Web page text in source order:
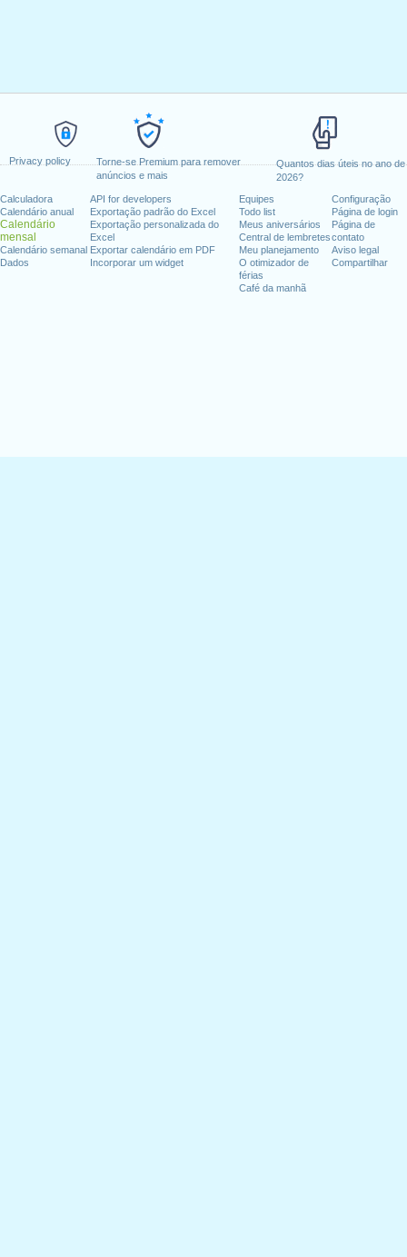
Privacy policy
Torne-se Premium para remover
anúncios e mais
Quantos dias úteis no ano de
2026?
Calculadora
Calendário anual
Calendário
mensal
Calendário semanal
Dados
API for developers
Exportação padrão do Excel
Exportação personalizada do
Excel
Exportar calendário em PDF
Incorporar um widget
Equipes
Todo list
Meus aniversários
Central de lembretes
Meu planejamento
O otimizador de
férias
Café da manhã
Configuração
Página de login
Página de
contato
Aviso legal
Compartilhar